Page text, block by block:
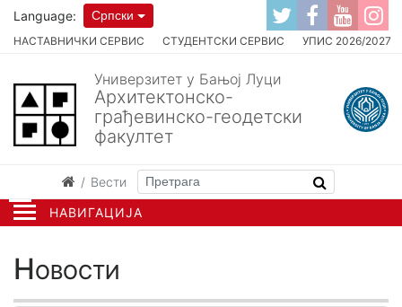
НАВИГАЦИЈА
НАСТАВНИЧКИ СЕРВИС СТУДЕНТСКИ СЕРВИС УПИС 2026/2027
Language: Српски
Универзитет у Бањој Луци
Архитектонско-
грађевинско-геодетски
факултет
Вести
Новости